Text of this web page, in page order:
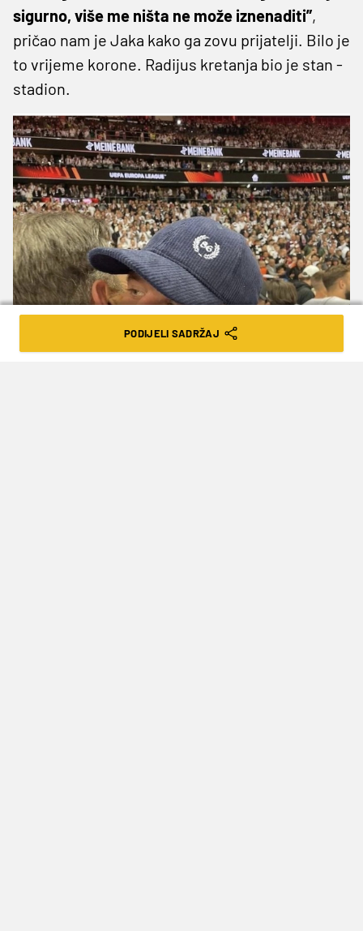
sigurno, više me ništa ne može iznenaditi”,
pričao nam je Jaka kako ga zovu prijatelji. Bilo je
to vrijeme korone. Radijus kretanja bio je stan -
stadion.
PODIJELI SADRŽAJ